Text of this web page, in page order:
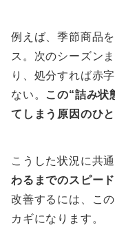
例えば、季節商品
ス。次のシーズン
り、処分すれば赤
ない。 この“詰み状
てしまう原因のひ
こうした状況に共
わるまでのスピー
改善するには、こ
カギになります。